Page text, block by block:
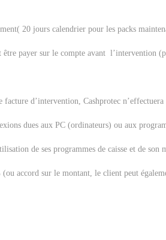
20 jours calendrier pour les packs
payer sur le compte avant l’intervention
d’intervention, Cashprotec
dues aux PC (ordinateurs) ou aux
de ses programmes de caisse et de son
(ou accord sur le montant, le client peut